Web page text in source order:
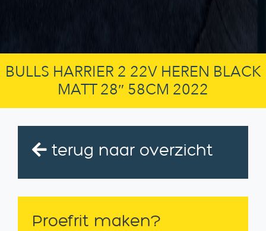
BULLS HARRIER 2 22V HEREN BLACK
MATT 28″ 58CM 2022
terug naar overzicht
Proefrit maken?